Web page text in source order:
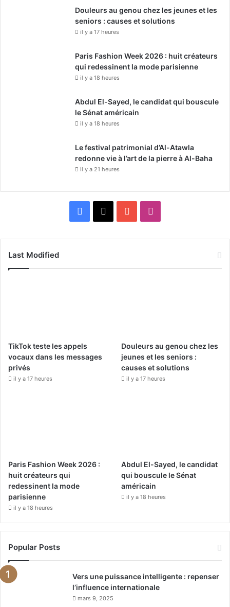
Douleurs au genou chez les jeunes et les
seniors : causes et solutions
il y a 17 heures
Paris Fashion Week 2026 : huit créateurs
qui redessinent la mode parisienne
il y a 18 heures
Abdul El-Sayed, le candidat qui bouscule
le Sénat américain
il y a 18 heures
Le festival patrimonial d’Al-Atawla
redonne vie à l’art de la pierre à Al-Baha
il y a 21 heures
k
a
m
Last Modified
TikTok teste les appels
vocaux dans les messages
privés
il y a 17 heures
Douleurs au genou chez les
jeunes et les seniors :
causes et solutions
il y a 17 heures
Paris Fashion Week 2026 :
huit créateurs qui
redessinent la mode
parisienne
il y a 18 heures
Abdul El-Sayed, le candidat
qui bouscule le Sénat
américain
il y a 18 heures
Popular Posts
Vers une puissance intelligente : repenser
l’influence internationale
mars 9, 2025